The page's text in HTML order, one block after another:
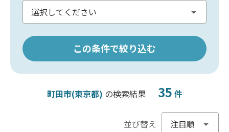
この条件で絞り込む
町田市(東京都) の検索結果 35 件
並び替え